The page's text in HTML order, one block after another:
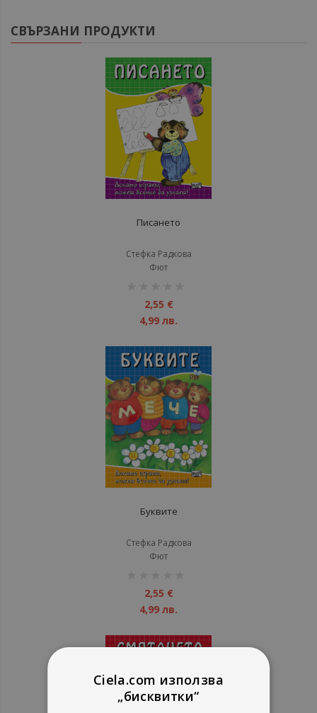
СВЪРЗАНИ ПРОДУКТИ
Писането
Стефка Радкова
Фют
2,55 €
4,99 лв.
Буквите
Стефка Радкова
Фют
2,55 €
4,99 лв.
Ciela.com използва
„бисквитки“